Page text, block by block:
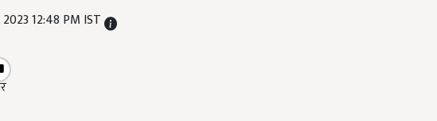
12:48 PM IST